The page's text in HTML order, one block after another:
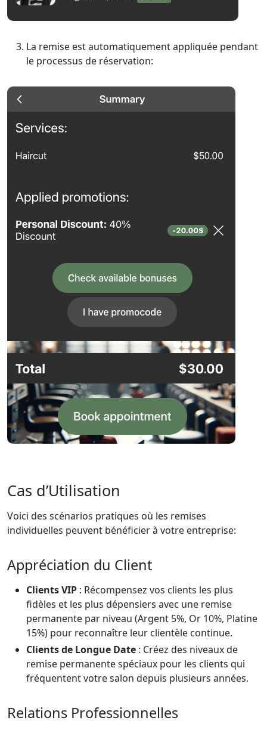
La remise est automatiquement appliquée pendant
le processus de réservation:
Cas d’Utilisation
Voici des scénarios pratiques où les remises
individuelles peuvent bénéficier à votre entreprise:
Appréciation du Client
Clients VIP : Récompensez vos clients les plus
fidèles et les plus dépensiers avec une remise
permanente par niveau (Argent 5%, Or 10%, Platine
15%) pour reconnaître leur clientèle continue.
Clients de Longue Date : Créez des niveaux de
remise permanente spéciaux pour les clients qui
fréquentent votre salon depuis plusieurs années.
Relations Professionnelles